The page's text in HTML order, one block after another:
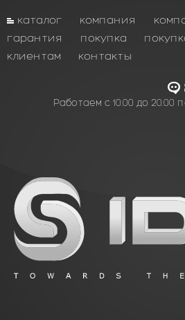
каталог компания
гарантия
покупка
клиентам
контакты
Работаем с 10.00 до 20.00